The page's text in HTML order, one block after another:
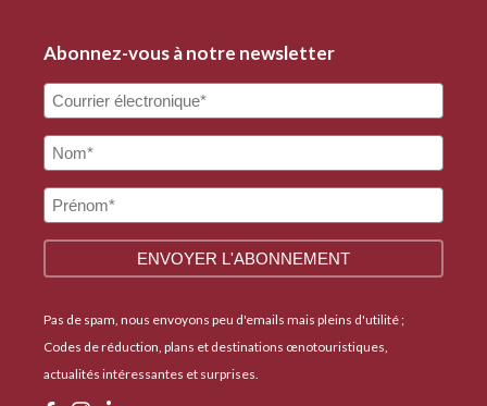
Abonnez-vous à notre newsletter
Pas de spam, nous envoyons peu d'emails mais pleins d'utilité ;
Codes de réduction, plans et destinations œnotouristiques,
actualités intéressantes et surprises.